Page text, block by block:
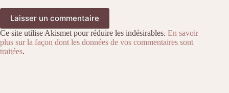
Laisser un commentaire
Ce site utilise Akismet pour réduire les indésirables. En savoir
plus sur la façon dont les données de vos commentaires sont
traitées.